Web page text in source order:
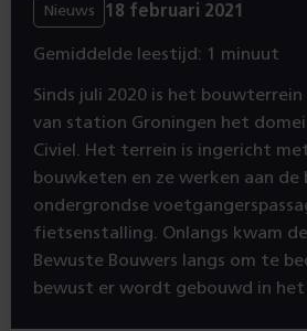
Nieuws 18 februari 2021
Gemiddelde leestijd: 1 minuut
Sinds juli 2020 is het
van station Groningen het
Civiel. Het terrein is ingericht
bouwketen en ze werken aan
ondergrondse
fietsenstalling. Onlangs kwam
Bewuste Bouwers langs om te
bewust er wordt gebouwd in